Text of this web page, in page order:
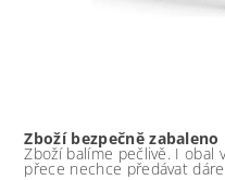
Zboží bezpečně zabaleno
Zboží balíme pečlivě. I obal
přece nechce předávat